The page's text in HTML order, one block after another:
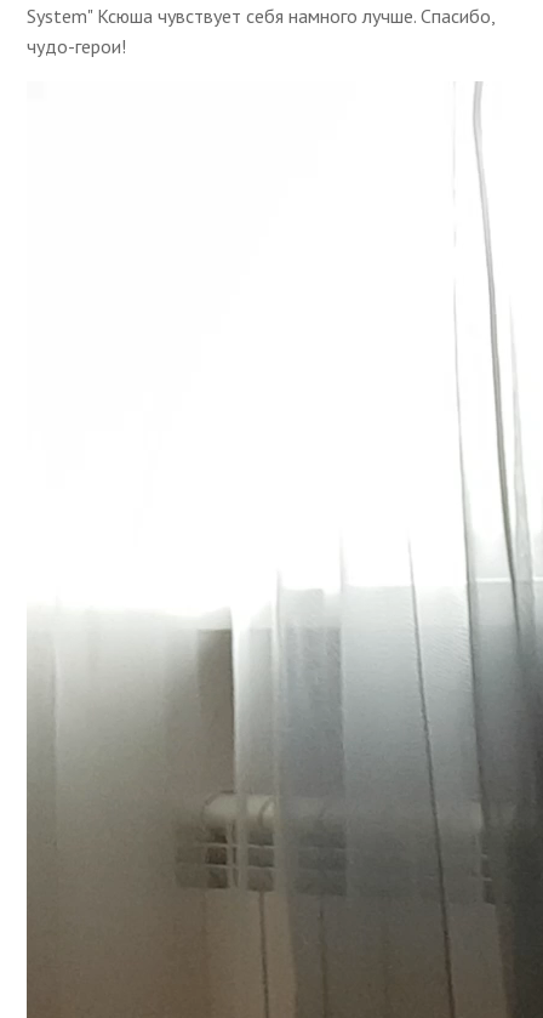
System" Ксюша чувствует себя намного лучше. Спасибо,
чудо-герои!